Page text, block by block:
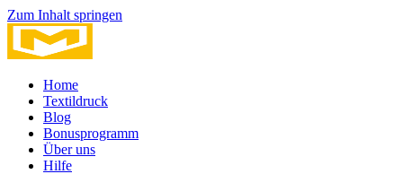
Zum Inhalt springen
Home
Textildruck
Blog
Bonusprogramm
Über uns
Hilfe